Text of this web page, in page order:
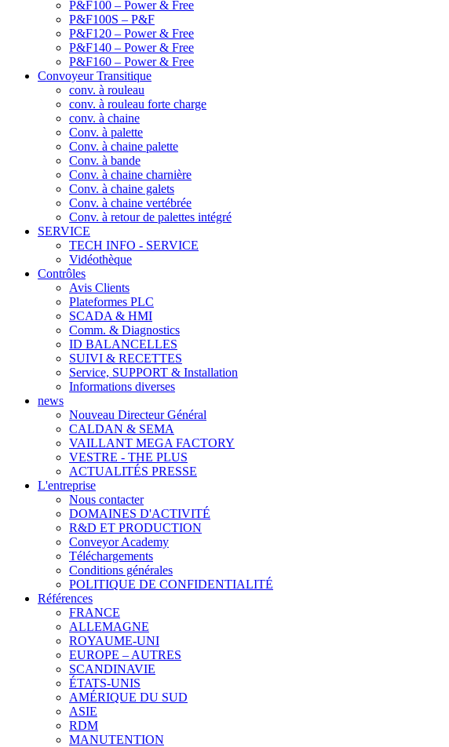
P&F100 – Power & Free
P&F100S – P&F
P&F120 – Power & Free
P&F140 – Power & Free
P&F160 – Power & Free
Convoyeur Transitique
conv. à rouleau
conv. à rouleau forte charge
conv. à chaine
Conv. à palette
Conv. à chaine palette
Conv. à bande
Conv. à chaine charnière
Conv. à chaine galets
Conv. à chaine vertébrée
Conv. à retour de palettes intégré
SERVICE
TECH INFO - SERVICE
Vidéothèque
Contrôles
Avis Clients
Plateformes PLC
SCADA & HMI
Comm. & Diagnostics
ID BALANCELLES
SUIVI & RECETTES
Service, SUPPORT & Installation
Informations diverses
news
Nouveau Directeur Général
CALDAN & SEMA
VAILLANT MEGA FACTORY
VESTRE - THE PLUS
ACTUALITÉS PRESSE
L'entreprise
Nous contacter
DOMAINES D'ACTIVITÉ
R&D ET PRODUCTION
Conveyor Academy
Téléchargements
Conditions générales
POLITIQUE DE CONFIDENTIALITÉ
Références
FRANCE
ALLEMAGNE
ROYAUME-UNI
EUROPE – AUTRES
SCANDINAVIE
ÉTATS-UNIS
AMÉRIQUE DU SUD
ASIE
RDM
MANUTENTION